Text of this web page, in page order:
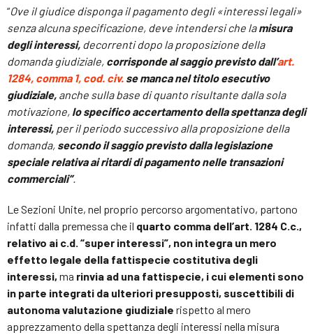
“Ove il giudice disponga il pagamento degli «interessi legali»
senza alcuna specificazione, deve intendersi che lamisura
degli interessi, decorrenti dopo la proposizione della
domanda giudiziale, corrisponde al saggio previsto dall’art.
1284, comma 1, cod. civ. se manca nel titolo esecutivo
giudiziale, anche sulla base di quanto risultante dalla sola
motivazione, lo specifico accertamento della spettanza degli
interessi, per il periodo successivo alla proposizione della
domanda, secondo il saggio previsto dalla legislazione
speciale relativa ai ritardi di pagamento nelle transazioni
commerciali”.
Le Sezioni Unite, nel proprio percorso argomentativo, partono
infatti dalla premessa che il quarto comma dell’art. 1284 C.c.,
relativo ai c.d. “super interessi”, non integra un mero
effetto legale della fattispecie costitutiva degli
interessi, ma rinvia ad una fattispecie, i cui elementi sono
in parte integrati da ulteriori presupposti, suscettibili di
autonoma valutazione giudiziale rispetto al mero
apprezzamento della spettanza degli interessi nella misura